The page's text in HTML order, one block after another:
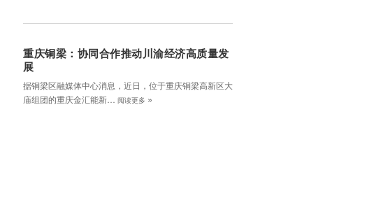
重庆铜梁：协同合作推动川渝经济高质量发
展
据铜梁区融媒体中心消息，近日，位于重庆铜梁高新区大
庙组团的重庆金汇能新…
阅读更多 »